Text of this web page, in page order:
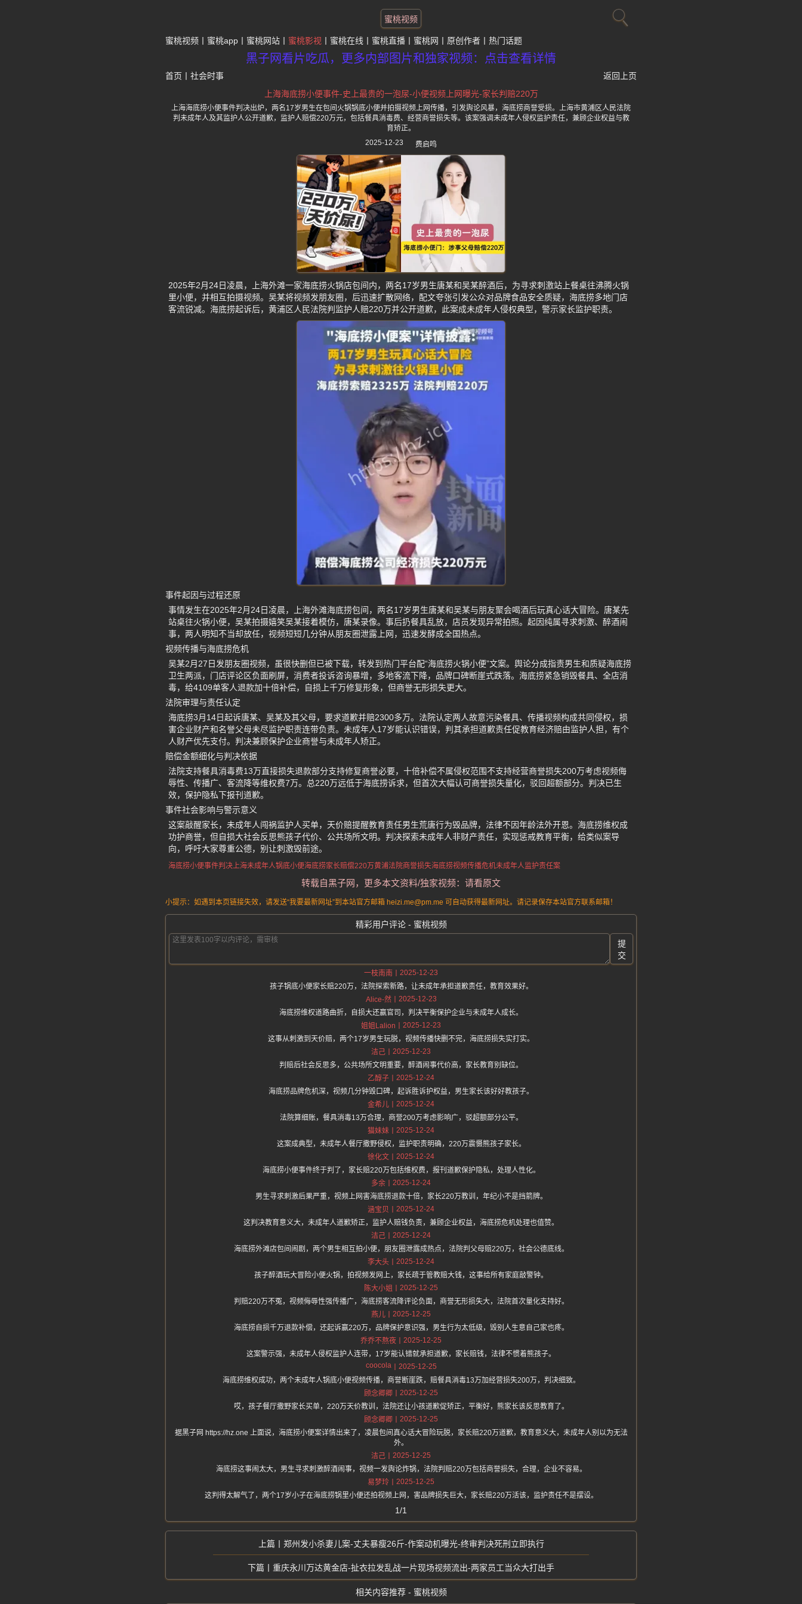
蜜桃视频
蜜桃视频 蜜桃app 蜜桃网站 蜜桃影视 蜜桃在线 蜜桃直播 蜜桃网 原创作者 热门话题
黑子网看片吃瓜，更多内部图片和独家视频：点击查看详情
首页 社会时事
返回上页
上海海底捞小便事件-史上最贵的一泡尿-小便视频上网曝光-家长判赔220万
上海海底捞小便事件判决出炉，两名17岁男生在包间火锅锅底小便并拍摄视频上网传播，引发舆论风暴，海底捞商誉受损。上海市黄浦区人民法院
判未成年人及其监护人公开道歉，监护人赔偿220万元，包括餐具消毒费、经营商誉损失等。该案强调未成年人侵权监护责任，兼顾企业权益与教
育矫正。
2025-12-23
费启鸣
2025年2月24日凌晨，上海外滩一家海底捞火锅店包间内，两名17岁男生唐某和吴某醉酒后，为寻求刺激站上餐桌往沸腾火锅
里小便，并相互拍摄视频。吴某将视频发朋友圈，后迅速扩散网络，配文夸张引发公众对品牌食品安全质疑，海底捞多地门店
客流锐减。海底捞起诉后，黄浦区人民法院判监护人赔220万并公开道歉，此案成未成年人侵权典型，警示家长监护职责。
事件起因与过程还原
事情发生在2025年2月24日凌晨，上海外滩海底捞包间，两名17岁男生唐某和吴某与朋友聚会喝酒后玩真心话大冒险。唐某先
站桌往火锅小便，吴某拍摄嬉笑吴某接着模仿，唐某录像。事后扔餐具乱放，店员发现异常拍照。起因纯属寻求刺激、醉酒闹
事，两人明知不当却放任，视频短短几分钟从朋友圈泄露上网，迅速发酵成全国热点。
视频传播与海底捞危机
吴某2月27日发朋友圈视频，虽很快删但已被下载，转发到热门平台配“海底捞火锅小便”文案。舆论分成指责男生和质疑海底捞
卫生两派，门店评论区负面刷屏，消费者投诉咨询暴增，多地客流下降，品牌口碑断崖式跌落。海底捞紧急销毁餐具、全店消
毒，给4109单客人退款加十倍补偿，自损上千万修复形象，但商誉无形损失更大。
法院审理与责任认定
海底捞3月14日起诉唐某、吴某及其父母，要求道歉并赔2300多万。法院认定两人故意污染餐具、传播视频构成共同侵权，损
害企业财产和名誉父母未尽监护职责连带负责。未成年人17岁能认识错误，判其承担道歉责任促教育经济赔由监护人担，有个
人财产优先支付。判决兼顾保护企业商誉与未成年人矫正。
赔偿金额细化与判决依据
法院支持餐具消毒费13万直接损失退款部分支持修复商誉必要，十倍补偿不属侵权范围不支持经营商誉损失200万考虑视频侮
辱性、传播广、客流降等维权费7万。总220万远低于海底捞诉求，但首次大幅认可商誉损失量化，驳回超额部分。判决已生
效，保护隐私下报刊道歉。
事件社会影响与警示意义
这案敲醒家长，未成年人闯祸监护人买单，天价赔提醒教育责任男生荒唐行为毁品牌，法律不因年龄法外开恩。海底捞维权成
功护商誉，但自损大社会反思熊孩子代价、公共场所文明。判决探索未成年人非财产责任，实现惩戒教育平衡，给类似案导
向，呼吁大家尊重公德，别让刺激毁前途。
海底捞小便事件判决上海未成年人锅底小便海底捞家长赔偿220万黄浦法院商誉损失海底捞视频传播危机未成年人监护责任案
转载自黑子网，更多本文资料/独家视频：请看原文
小提示：如遇到本页链接失效，请发送“我要最新网址”到本站官方邮箱 heizi.me@pm.me 可自动获得最新网址。请记录保存本站官方联系邮箱！
精彩用户评论 - 蜜桃视频
提
交
一枝南南
2025-12-23
孩子锅底小便家长赔220万，法院探索新路，让未成年承担道歉责任，教育效果好。
Alice-然
2025-12-23
海底捞维权道路曲折，自损大还赢官司，判决平衡保护企业与未成年人成长。
姐姐Lalion
2025-12-23
这事从刺激到天价赔，两个17岁男生玩脱，视频传播快删不完，海底捞损失实打实。
洁己
2025-12-23
判赔后社会反思多，公共场所文明重要，醉酒闹事代价高，家长教育别缺位。
乙醇子
2025-12-24
海底捞品牌危机深，视频几分钟毁口碑，起诉胜诉护权益，男生家长该好好教孩子。
金希儿
2025-12-24
法院算细账，餐具消毒13万合理，商誉200万考虑影响广，驳超额部分公平。
猫妹妹
2025-12-24
这案成典型，未成年人餐厅撒野侵权，监护职责明确，220万震慑熊孩子家长。
徐化文
2025-12-24
海底捞小便事件终于判了，家长赔220万包括维权费，报刊道歉保护隐私，处理人性化。
多余
2025-12-24
男生寻求刺激后果严重，视频上网害海底捞退款十倍，家长220万教训，年纪小不是挡箭牌。
涵宝贝
2025-12-24
这判决教育意义大，未成年人道歉矫正，监护人赔钱负责，兼顾企业权益，海底捞危机处理也值赞。
洁己
2025-12-24
海底捞外滩店包间闹剧，两个男生相互拍小便，朋友圈泄露成热点，法院判父母赔220万，社会公德底线。
李大头
2025-12-24
孩子醉酒玩大冒险小便火锅，拍视频发网上，家长疏于管教赔大钱，这事给所有家庭敲警钟。
陈大小姐
2025-12-25
判赔220万不冤，视频侮辱性强传播广，海底捞客流降评论负面，商誉无形损失大，法院首次量化支持好。
燕儿
2025-12-25
海底捞自损千万退款补偿，还起诉赢220万，品牌保护意识强，男生行为太低级，毁别人生意自己家也疼。
乔乔不熬夜
2025-12-25
这案警示强，未成年人侵权监护人连带，17岁能认错就承担道歉，家长赔钱，法律不惯着熊孩子。
coocola
2025-12-25
海底捞维权成功，两个未成年人锅底小便视频传播，商誉断崖跌，赔餐具消毒13万加经营损失200万，判决细致。
顾念卿卿
2025-12-25
哎，孩子餐厅撒野家长买单，220万天价教训，法院还让小孩道歉促矫正，平衡好，熊家长该反思教育了。
顾念卿卿
2025-12-25
据黑子网 https://hz.one 上面说，海底捞小便案详情出来了，凌晨包间真心话大冒险玩脱，家长赔220万道歉，教育意义大，未成年人别以为无法
外。
洁己
2025-12-25
海底捞这事闹太大，男生寻求刺激醉酒闹事，视频一发舆论炸锅，法院判赔220万包括商誉损失，合理，企业不容易。
易梦玲
2025-12-25
这判得太解气了，两个17岁小子在海底捞锅里小便还拍视频上网，害品牌损失巨大，家长赔220万活该，监护责任不是摆设。
1/1
郑州发小杀妻儿案-丈夫暴瘦26斤-作案动机曝光-终审判决死刑立即执行
重庆永川万达黄金店-扯衣拉发乱战一片现场视频流出-两家员工当众大打出手
相关内容推荐 - 蜜桃视频